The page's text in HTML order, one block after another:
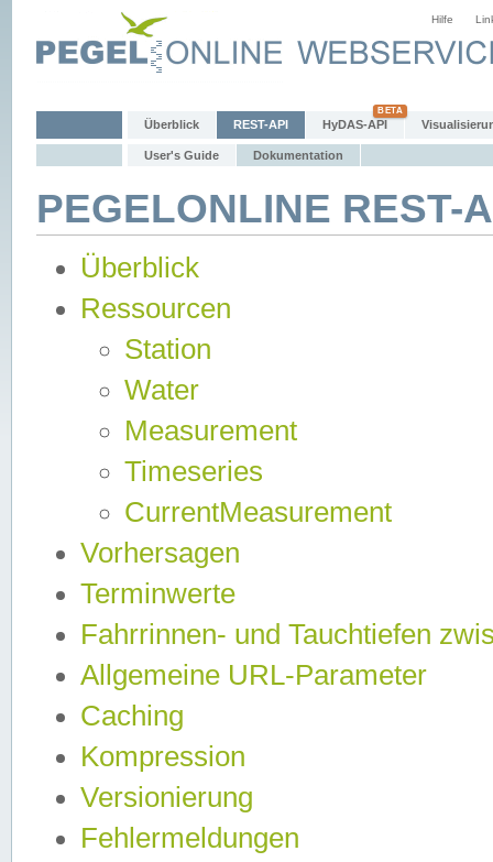
Hilfe
Überblick REST-API HyDAS-API
User's Guide Dokumentation
PEGELONLINE
Überblick
Ressourcen
Station
Water
Measurement
Timeseries
CurrentMeasurement
Vorhersagen
Terminwerte
Fahrrinnen- und Tauchtiefen
Allgemeine URL-Parameter
Caching
Kompression
Versionierung
Fehlermeldungen